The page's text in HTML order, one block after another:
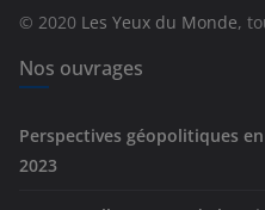
e
s
© 2020 Les Yeux du Monde,
Nos ouvrages
Perspectives géopolitiques
2023